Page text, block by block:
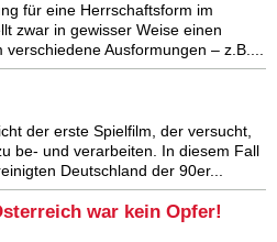
für eine Herrschaftsform im
zwar in gewisser Weise einen
Ausformungen – z.B....
der erste Spielfilm, der versucht,
be- und verarbeiten. In diesem Fall
Deutschland der 90er...
war kein Opfer!